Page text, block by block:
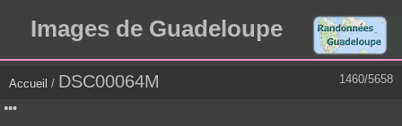
Images de Guadeloupe
1460/5658
Accueil / DSC00064M